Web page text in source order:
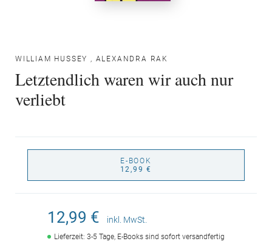
WILLIAM HUSSEY , ALEXANDRA RAK
Letztendlich waren wir auch nur
verliebt
E-BOOK
12,99 €
12,99 € inkl. MwSt.
Lieferzeit: 3-5 Tage, E-Books sind sofort versandfertig